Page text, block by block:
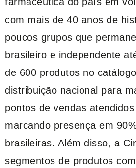
com mais de 40 anos de
poucos grupos que
brasileiro e independente
de 600 produtos no
distribuição nacional para
pontos de vendas
marcando presença em
brasileiras. Além disso, a
segmentos de produtos